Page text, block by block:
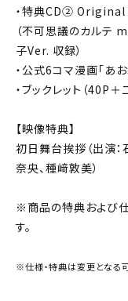
・特典CD②
（不可思議のカルテ
子Ver. 収録）
・公式6コマ漫画「あお
・ブックレット（40P＋
【映像特典】
初日舞台挨拶（出演：
奈央、種﨑敦美）
※商品の特典および
す。
※仕様・特典は変更となる